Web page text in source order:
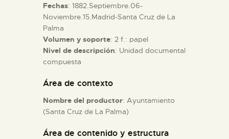
Fechas: 1882.Septiembre.06-
Noviembre.15.Madrid-Santa Cruz de La
Palma
Volumen y soporte: 2 f.: papel
Nivel de descripción: Unidad documental
compuesta
Área de contexto
Nombre del productor: Ayuntamiento
(Santa Cruz de La Palma)
Área de contenido y estructura